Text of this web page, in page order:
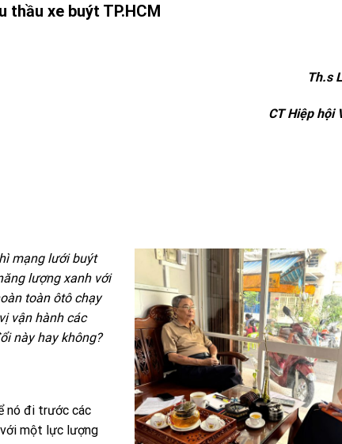
thầu xe buýt TP.HCM
Th.s
CT Hiệp hội
mạng lưới buýt
lượng xanh với
toàn ôtô chạy
vận hành các
này hay không?
nó đi trước các
với một lực lượng